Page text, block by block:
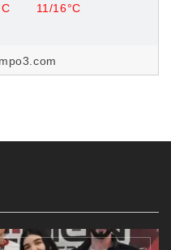
11/16°C